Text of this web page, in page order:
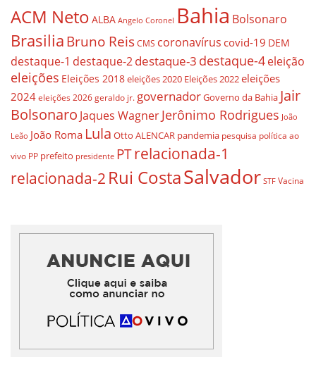
ACM Neto ALBA Angelo Coronel Bahia Bolsonaro
BrasiliaBruno ReisCMS coronavírus covid-19 DEM
destaque-1 destaque-2destaque-3 destaque-4eleição
eleições Eleições 2018eleições 2020 Eleições 2022eleições
2024 eleições 2026 geraldo jr. governadorGoverno da Bahia Jair
Bolsonaro Jaques WagnerJerônimo Rodrigues João
Leão João Roma Lula Otto ALENCAR pandemia pesquisa política ao
vivo PP prefeito presidente PTrelacionada-1
relacionada-2 Rui CostaSalvador STF Vacina